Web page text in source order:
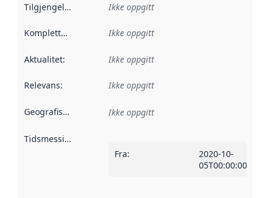
Tilgjengelighet Ikke oppgitt
Kompletthet Ikke oppgitt
Aktualitet: Ikke oppgitt
Relevans: Ikke oppgitt
Geografisk avgrensning :
Ikke oppgitt
Tidsmessig avgrensning
Fra:
2020-10-
05T00:00:00Z